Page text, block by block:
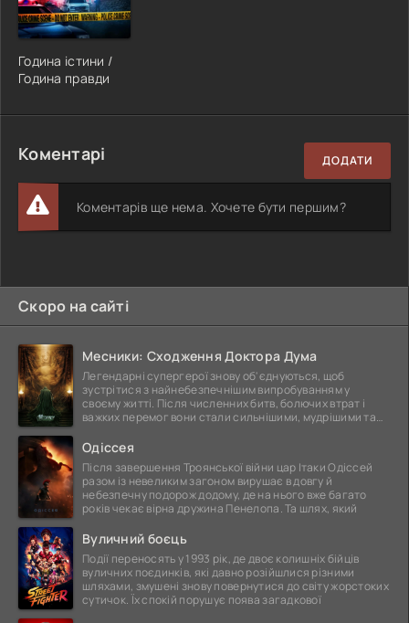
Година істини /
Година правди
Коментарі ДОДАТИ
Коментарів ще нема. Хочете бути першим?
Скоро на сайті
Месники: Сходження Доктора Дума
Легендарні супергерої знову об'єднуються, щоб
зустрітися з найнебезпечнішим випробуванням у
своєму житті. Після численних битв, болючих втрат і
важких перемог вони стали сильнішими, мудрішими та
Одіссея
Після завершення Троянської війни цар Ітаки Одіссей
разом із невеликим загоном вирушає в довгу й
небезпечну подорож додому, де на нього вже багато
років чекає вірна дружина Пенелопа. Та шлях, який
Вуличний боєць
Події переносять у 1993 рік, де двоє колишніх бійців
вуличних поєдинків, які давно розійшлися різними
шляхами, змушені знову повернутися до світу жорстоких
сутичок. Їх спокій порушує поява загадкової